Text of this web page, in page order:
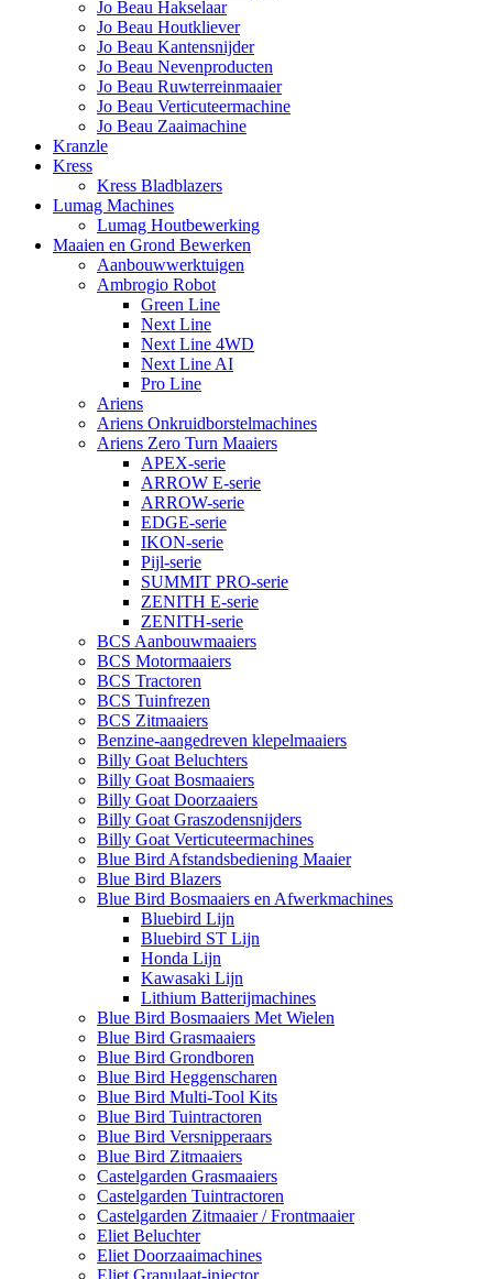
Jo Beau Hakselaar
Jo Beau Houtkliever
Jo Beau Kantensnijder
Jo Beau Nevenproducten
Jo Beau Ruwterreinmaaier
Jo Beau Verticuteermachine
Jo Beau Zaaimachine
Kranzle
Kress
Kress Bladblazers
Lumag Machines
Lumag Houtbewerking
Maaien en Grond Bewerken
Aanbouwwerktuigen
Ambrogio Robot
Green Line
Next Line
Next Line 4WD
Next Line AI
Pro Line
Ariens
Ariens Onkruidborstelmachines
Ariens Zero Turn Maaiers
APEX-serie
ARROW E-serie
ARROW-serie
EDGE-serie
IKON-serie
Pijl-serie
SUMMIT PRO-serie
ZENITH E-serie
ZENITH-serie
BCS Aanbouwmaaiers
BCS Motormaaiers
BCS Tractoren
BCS Tuinfrezen
BCS Zitmaaiers
Benzine-aangedreven klepelmaaiers
Billy Goat Beluchters
Billy Goat Bosmaaiers
Billy Goat Doorzaaiers
Billy Goat Graszodensnijders
Billy Goat Verticuteermachines
Blue Bird Afstandsbediening Maaier
Blue Bird Blazers
Blue Bird Bosmaaiers en Afwerkmachines
Bluebird Lijn
Bluebird ST Lijn
Honda Lijn
Kawasaki Lijn
Lithium Batterijmachines
Blue Bird Bosmaaiers Met Wielen
Blue Bird Grasmaaiers
Blue Bird Grondboren
Blue Bird Heggenscharen
Blue Bird Multi-Tool Kits
Blue Bird Tuintractoren
Blue Bird Versnipperaars
Blue Bird Zitmaaiers
Castelgarden Grasmaaiers
Castelgarden Tuintractoren
Castelgarden Zitmaaier / Frontmaaier
Eliet Beluchter
Eliet Doorzaaimachines
Eliet Granulaat-injector